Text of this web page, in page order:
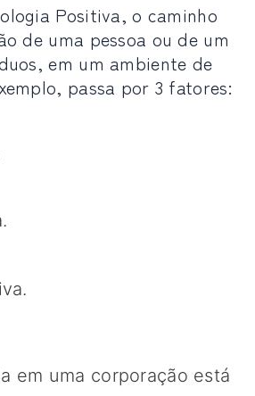
Positiva, o caminho
de uma pessoa ou de um
em um ambiente de
passa por 3 fatores:
em uma corporação está